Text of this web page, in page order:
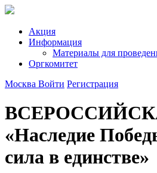
Акция
Информация
Материалы для
Оргкомитет
Москва Войти Регистрация
«Наследие
сила в единстве»